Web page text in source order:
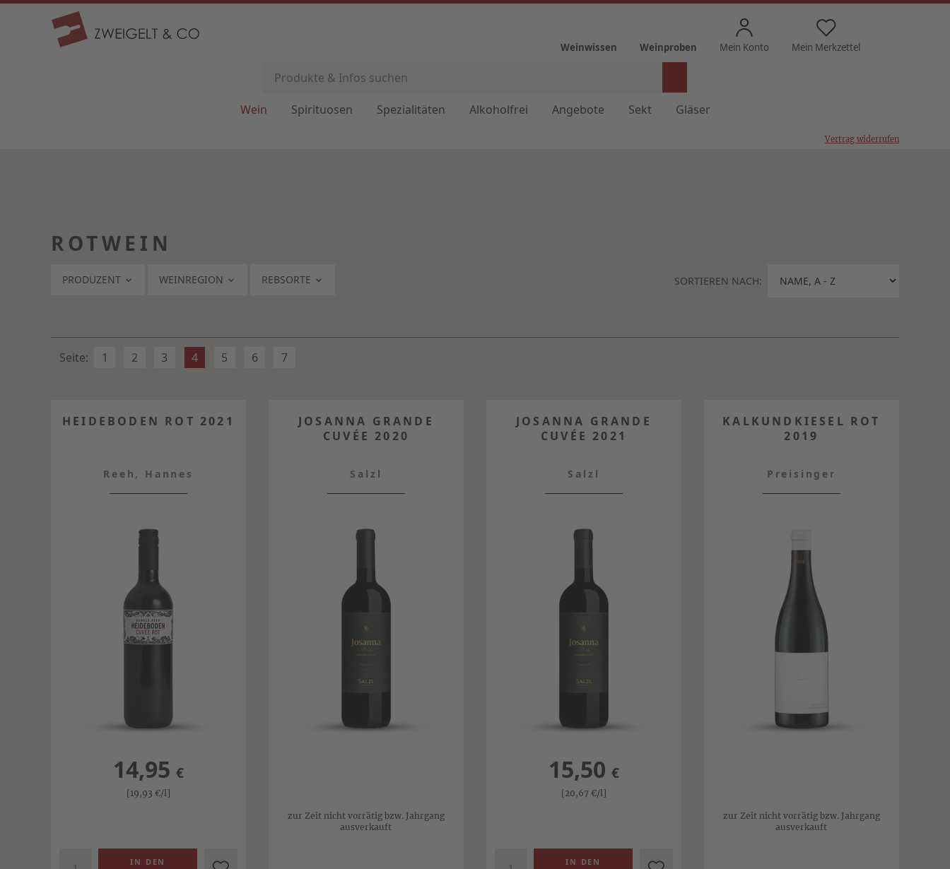
Weinwissen Weinproben Mein Konto Mein Merkzettel
Wein Spirituosen Spezialitäten Alkoholfrei Angebote Sekt Gläser
Vertrag widerrufen
ROTWEIN
PRODUZENT WEINREGION REBSORTE SORTIEREN NACH:
Seite: 1 2 3 4 5 6 7
HEIDEBODEN ROT 2021
Reeh, Hannes
14,95 €
[19,93 €/l]
JOSANNA GRANDE
CUVÉE 2020
Salzl
zur Zeit nicht vorrätig bzw. Jahrgang
ausverkauft
JOSANNA GRANDE
CUVÉE 2021
Salzl
15,50 €
[20,67 €/l]
KALKUNDKIESEL ROT
2019
Preisinger
zur Zeit nicht vorrätig bzw. Jahrgang
ausverkauft